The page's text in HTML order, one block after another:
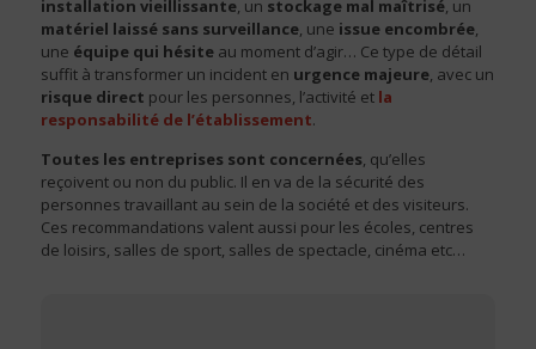
installation vieillissante, un stockage mal maîtrisé, un
matériel laissé sans surveillance, une issue encombrée,
une équipe qui hésite au moment d’agir… Ce type de détail
suffit à transformer un incident en urgence majeure, avec un
risque direct pour les personnes, l’activité et la
responsabilité de l’établissement.
Toutes les entreprises sont concernées, qu’elles
reçoivent ou non du public. Il en va de la sécurité des
personnes travaillant au sein de la société et des visiteurs.
Ces recommandations valent aussi pour les écoles, centres
de loisirs, salles de sport, salles de spectacle, cinéma etc…